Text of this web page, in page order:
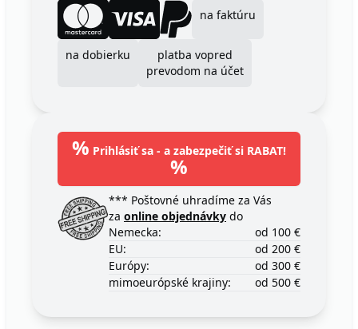
na faktúru
na dobierku
platba vopred
prevodom na účet
% Prihlásiť sa - a zabezpečiť si RABAT!
%
*** Poštovné uhradíme za Vás
za online objednávky do
Nemecka:
od 100 €
EU:
od 200 €
Európy:
od 300 €
mimoeurópské krajiny:
od 500 €